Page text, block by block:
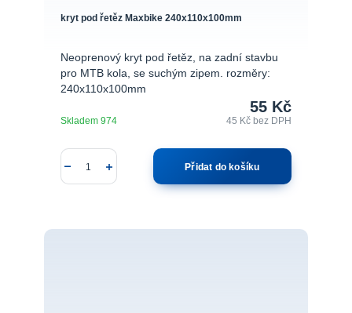
kryt pod řetěz Maxbike 240x110x100mm
Neoprenový kryt pod řetěz, na zadní stavbu
pro MTB kola, se suchým zipem. rozměry:
240x110x100mm
55 Kč
45 Kč bez DPH
Skladem 974
Přidat do košíku